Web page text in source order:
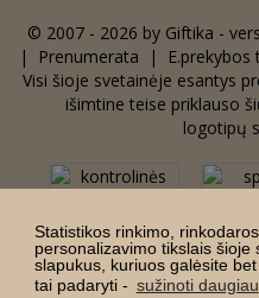
Statistikos rinkimo,
personalizavimo tikslais šioje
slapukus, kuriuos galėsite
tai padaryti - sužinoti daugiau
© 2007 - 2026 by Giftika -
|
Prenumerata | E.prekybos
Visi šioje svetainėje esantys
išimtine teise priklauso
logotipų